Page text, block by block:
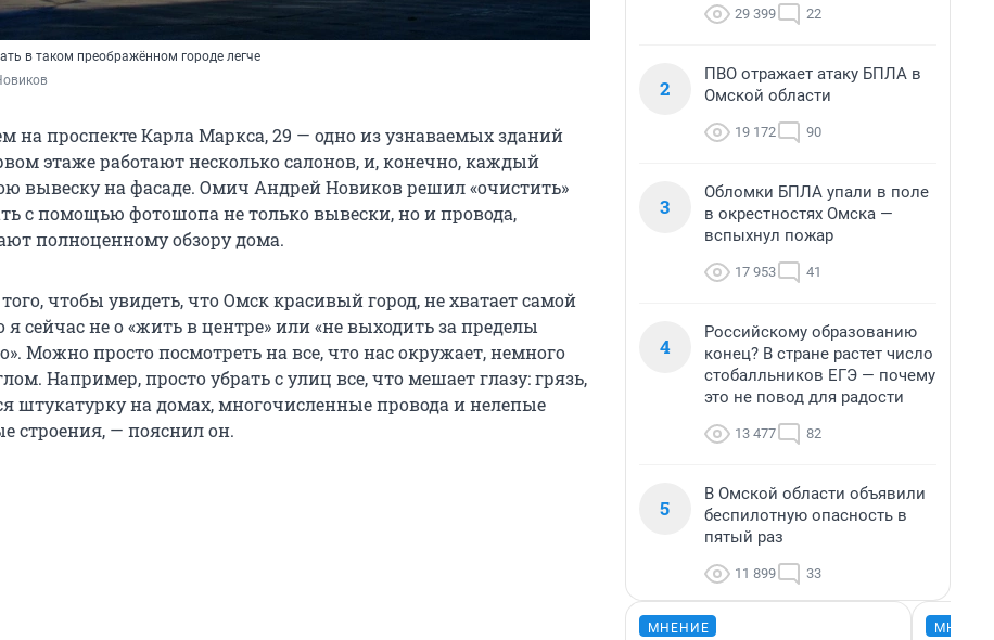
в таком преображённом городе легче
на проспекте Карла Маркса, 29 — одно из узнаваемых зданий
этаже работают несколько салонов, и, конечно, каждый
вывеску на фасаде. Омич Андрей Новиков решил «очистить»
с помощью фотошопа не только вывески, но и провода,
полноценному обзору дома.
чтобы увидеть, что Омск красивый город, не хватает самой
я сейчас не о «жить в центре» или «не выходить за пределы
Можно просто посмотреть на все, что нас окружает, немного
Например, просто убрать с улиц все, что мешает глазу: грязь,
штукатурку на домах, многочисленные провода и нелепые
строения, — пояснил он.
29 399 22
2
ПВО отражает атаку БПЛА в
Омской области
19 172 90
3
Обломки БПЛА упали в поле
в окрестностях Омска —
вспыхнул пожар
17 953 41
4
Российскому образованию
конец? В стране растет число
стобалльников ЕГЭ — почему
это не повод для радости
13 477 82
5
В Омской области объявили
беспилотную опасность в
пятый раз
11 899 33
МНЕНИЕ